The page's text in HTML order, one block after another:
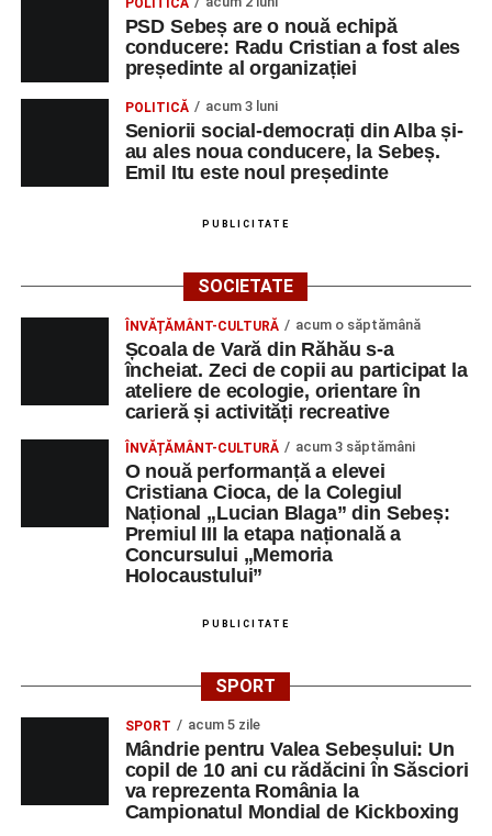
PSD Sebeș are o nouă echipă
conducere: Radu Cristian a fost ales
președinte al organizației
POLITICĂ acum 3 luni
Seniorii social-democrați din Alba și-
au ales noua conducere, la Sebeș.
Emil Itu este noul președinte
PUBLICITATE
SOCIETATE
ÎNVĂȚĂMÂNT-CULTURĂ acum o săptămână
Școala de Vară din Răhău s-a
încheiat. Zeci de copii au participat la
ateliere de ecologie, orientare în
carieră și activități recreative
ÎNVĂȚĂMÂNT-CULTURĂ acum 3 săptămâni
O nouă performanță a elevei
Cristiana Cioca, de la Colegiul
Național „Lucian Blaga” din Sebeș:
Premiul III la etapa națională a
Concursului „Memoria
Holocaustului”
PUBLICITATE
SPORT
SPORT acum 5 zile
Mândrie pentru Valea Sebeșului: Un
copil de 10 ani cu rădăcini în Săsciori
va reprezenta România la
Campionatul Mondial de Kickboxing